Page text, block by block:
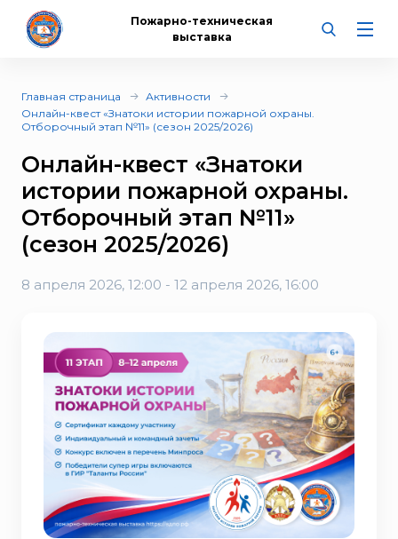
Пожарно-техническая
выставка
Главная страница
Активности
Онлайн-квест «Знатоки истории пожарной охраны.
Отборочный этап №11» (сезон 2025/2026)
Онлайн-квест «Знатоки
истории пожарной охраны.
Отборочный этап №11»
(сезон 2025/2026)
8 апреля 2026, 12:00 - 12 апреля 2026, 16:00